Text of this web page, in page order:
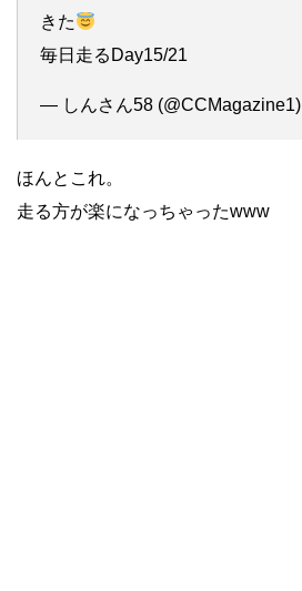
きた
毎日走るDay15/21
— しんさん58 (@CCMagazine1)
ほんとこれ。
走る方が楽になっちゃったwww